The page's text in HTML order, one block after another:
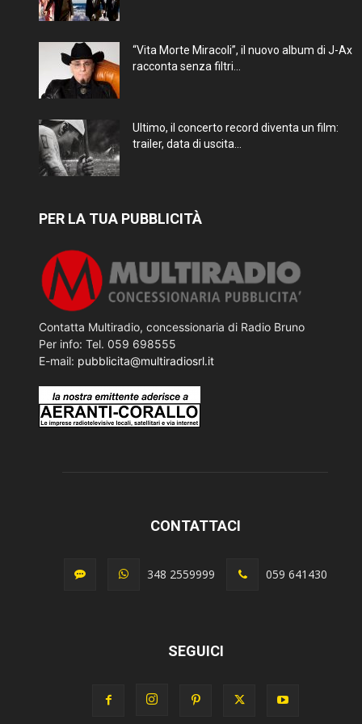
“Vita Morte Miracoli”, il nuovo album di J-Ax
racconta senza filtri...
Ultimo, il concerto record diventa un film:
trailer, data di uscita...
PER LA TUA PUBBLICITÀ
Contatta Multiradio, concessionaria di Radio Bruno
Per info: Tel. 059 698555
E-mail: pubblicita@multiradiosrl.it
CONTATTACI
348 2559999 059 641430
SEGUICI